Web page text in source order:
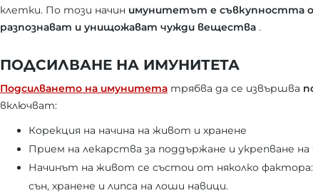
клетки. По този начин имунитетът е съвкупността
разпознават и унищожават чужди вещества .
ПОДСИЛВАНЕ НА ИМУНИТЕТА
Подсилването на имунитета трябва да се извършва
включват:
Корекция на начина на живот и хранене
Прием на лекарства за поддържане и укрепване
Начинът на живот се състои от няколко
сън, хранене и липса на лоши навици.